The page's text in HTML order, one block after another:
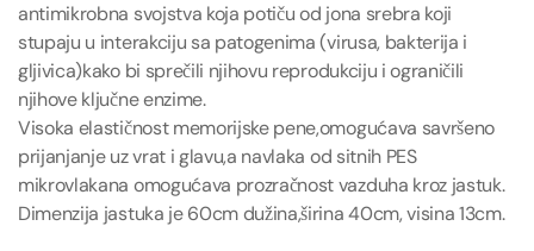
antimikrobna svojstva koja potiču od jona srebra koji
stupaju u interakciju sa patogenima (virusa, bakterija i
gljivica)kako bi sprečili njihovu reprodukciju i ograničili
njihove ključne enzime.
Visoka elastičnost memorijske pene,omogućava savršeno
prijanjanje uz vrat i glavu,a navlaka od sitnih PES
mikrovlakana omogućava prozračnost vazduha kroz jastuk.
Dimenzija jastuka je 60cm dužina,širina 40cm, visina 13cm.